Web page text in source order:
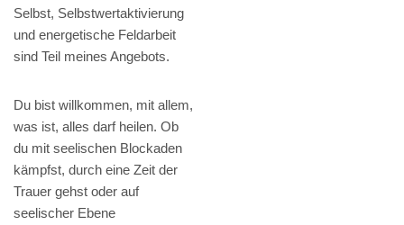
Selbst, Selbstwertaktivierung
und energetische Feldarbeit
sind Teil meines Angebots.
Du bist willkommen, mit allem,
was ist, alles darf heilen. Ob
du mit seelischen Blockaden
kämpfst, durch eine Zeit der
Trauer gehst oder auf
seelischer Ebene